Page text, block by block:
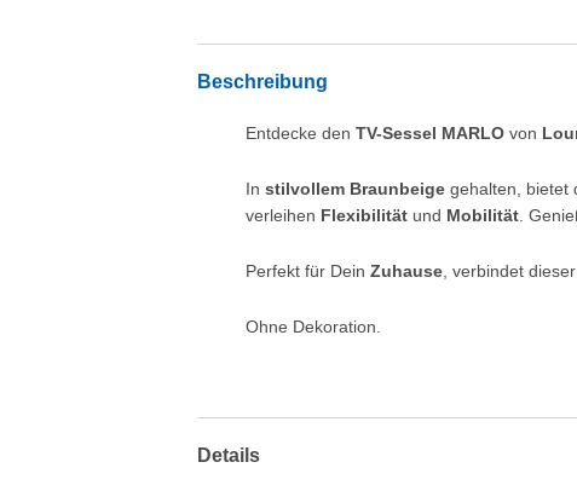
Beschreibung
Entdecke denTV-Sessel MARLO von
Instilvollem Braunbeige gehalten, bietet
verleihen Flexibilität und Mobilität .
Perfekt für DeinZuhause , verbindet
Ohne Dekoration.
Details